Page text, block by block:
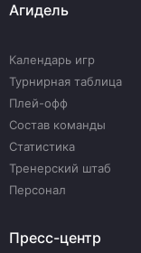
Агидель
Календарь игр
Турнирная таблица
Плей-офф
Состав команды
Статистика
Тренерский штаб
Персонал
Пресс-центр